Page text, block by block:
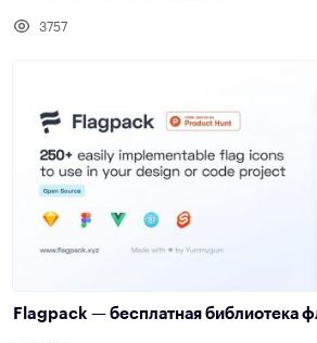
3757
Flagpack — бесплатная библиотека